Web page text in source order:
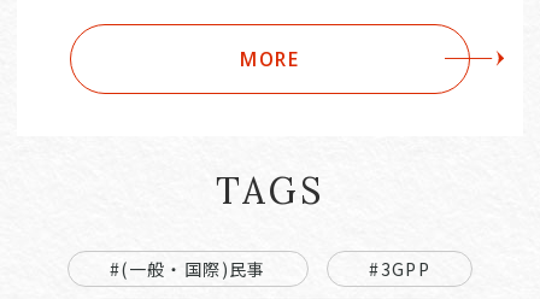
MORE
TAGS
#(一般・国際)民事
#3GPP